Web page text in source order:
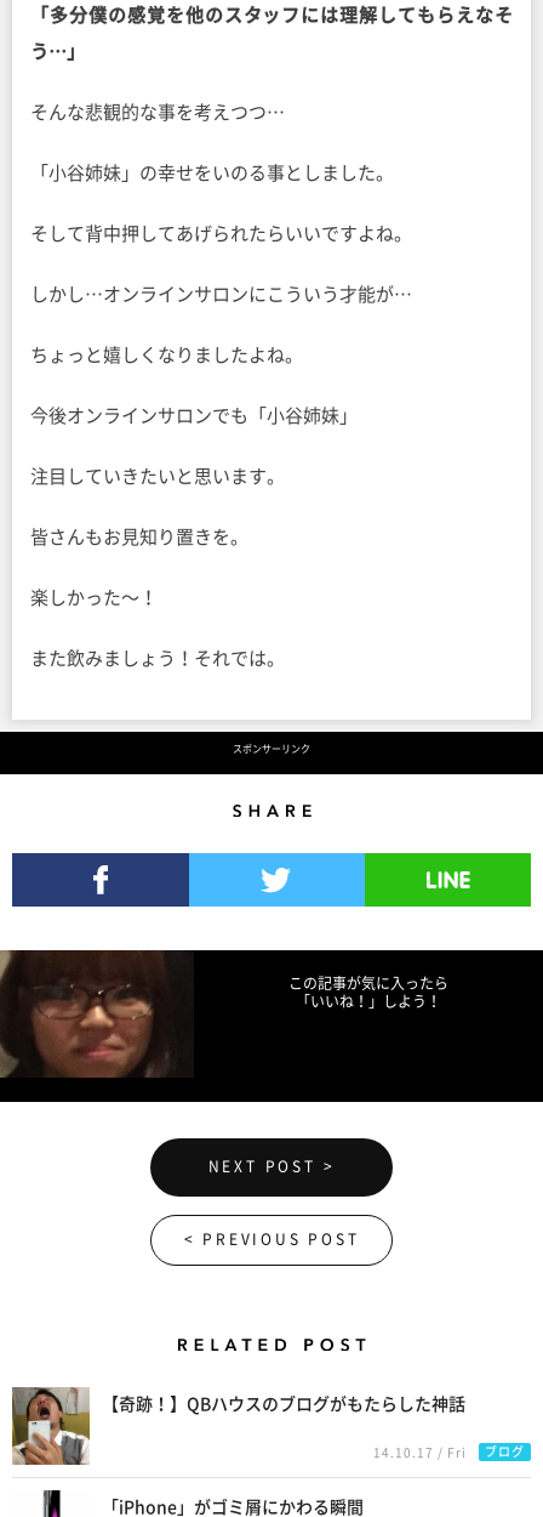
「多分僕の感覚を他のスタッフには理解してもらえなそ
う…」
そんな悲観的な事を考えつつ…
「小谷姉妹」の幸せをいのる事としました。
そして背中押してあげられたらいいですよね。
しかし…オンラインサロンにこういう才能が…
ちょっと嬉しくなりましたよね。
今後オンラインサロンでも「小谷姉妹」
注目していきたいと思います。
皆さんもお見知り置きを。
楽しかった〜！
また飲みましょう！それでは。
スポンサーリンク
この記事が気に入ったら
「いいね！」しよう！
NEXT POST >
< PREVIOUS POST
【奇跡！】QBハウスのブログがもたらした神話
14.10.17 / Fri ブログ
「iPhone」がゴミ屑にかわる瞬間